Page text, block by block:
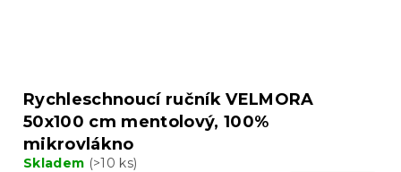
Rychleschnoucí ručník VELMORA
50x100 cm mentolový, 100%
mikrovlákno
Skladem (>10 ks)